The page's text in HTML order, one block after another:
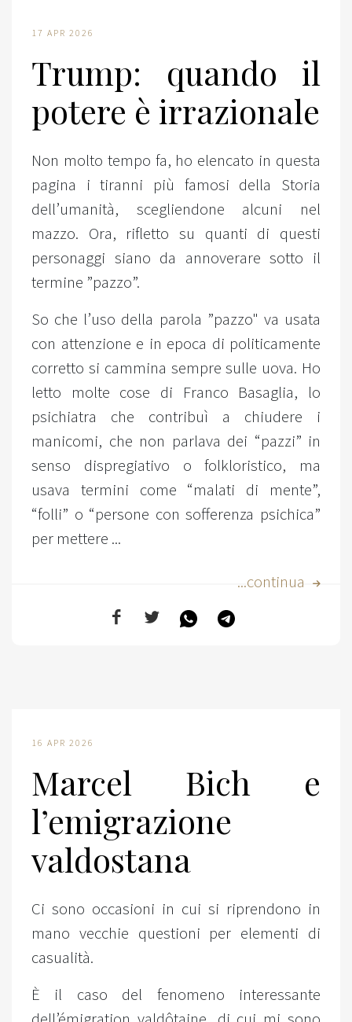
17 APR 2026
Trump: quando il
potere è irrazionale
Non molto tempo fa, ho elencato in questa
pagina i tiranni più famosi della Storia
dell’umanità, scegliendone alcuni nel
mazzo. Ora, rifletto su quanti di questi
personaggi siano da annoverare sotto il
termine ”pazzo”.
So che l’uso della parola ”pazzo" va usata
con attenzione e in epoca di politicamente
corretto si cammina sempre sulle uova. Ho
letto molte cose di Franco Basaglia, lo
psichiatra che contribuì a chiudere i
manicomi, che non parlava dei “pazzi” in
senso dispregiativo o folkloristico, ma
usava termini come “malati di mente”,
“folli” o “persone con sofferenza psichica”
per mettere ...
...continua
16 APR 2026
Marcel Bich e
l’emigrazione
valdostana
Ci sono occasioni in cui si riprendono in
mano vecchie questioni per elementi di
casualità.
È il caso del fenomeno interessante